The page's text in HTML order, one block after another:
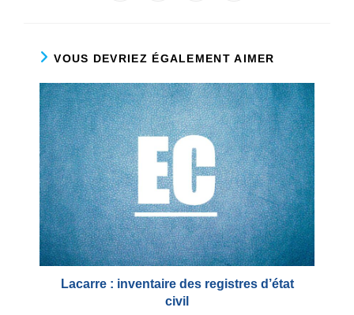
VOUS DEVRIEZ ÉGALEMENT AIMER
Lacarre : inventaire des registres d’état
civil